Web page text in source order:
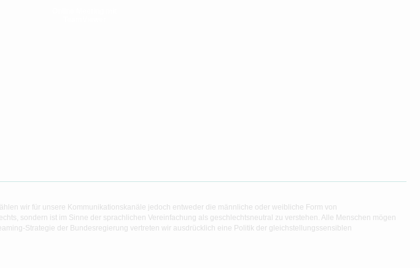
wir für unsere Kommunikationskanäle jedoch entweder die männliche oder weibliche Form von
sondern ist im Sinne der sprachlichen Vereinfachung als geschlechtsneutral zu verstehen. Alle Menschen mögen
Strategie der Bundesregierung vertreten wir ausdrücklich eine Politik der gleichstellungssensiblen